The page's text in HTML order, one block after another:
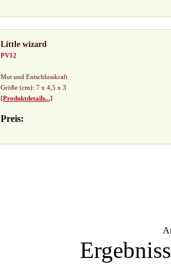
Little wizard
PV12
Mut und Entschlusskraft
Größe (cm): 7 x 4,5 x 3
[Produktdetails...]
Preis: